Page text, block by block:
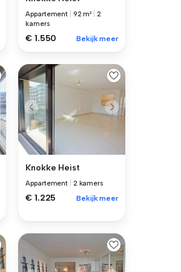
Appartement 92 m²
2
kamers
€ 1.550 Bekijk meer
Knokke Heist
Appartement 2 kamers
€ 1.225 Bekijk meer